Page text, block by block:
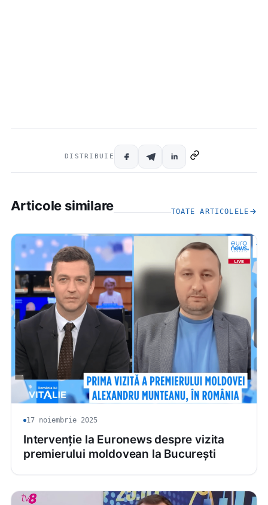
DISTRIBUIE
Articole similare TOATE ARTICOLELE
17 noiembrie 2025
Intervenție la Euronews despre vizita
premierului moldovean la București